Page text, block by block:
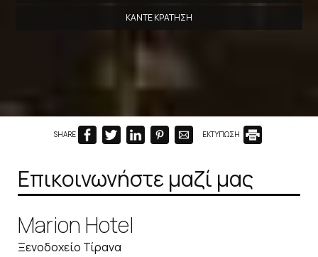
ΚΆΝΤΕ ΚΡΆΤΗΣΗ
SHARE ΕΚΤΥΠΩΣΗ
Επικοινωνήστε μαζί μας
Marion Hotel
Ξενοδοχείο Τίρανα